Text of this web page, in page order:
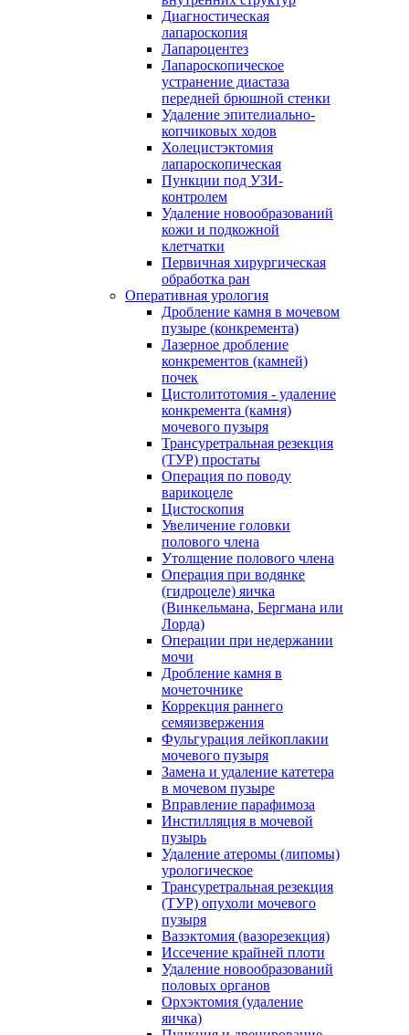
Диагностическая
лапароскопия
Лапароцентез
Лапароскопическое
устранение диастаза
передней брюшной стенки
Удаление эпителиально-
копчиковых ходов
Холецистэктомия
лапароскопическая
Пункции под УЗИ-
контролем
Удаление новообразований
кожи и подкожной
клетчатки
Первичная хирургическая
обработка ран
Оперативная урология
Дробление камня в мочевом
пузыре (конкремента)
Лазерное дробление
конкрементов (камней)
почек
Цистолитотомия - удаление
конкремента (камня)
мочевого пузыря
Трансуретральная резекция
(ТУР) простаты
Операция по поводу
варикоцеле
Цистоскопия
Увеличение головки
полового члена
Утолщение полового члена
Операция при водянке
(гидроцеле) яичка
(Винкельмана, Бергмана или
Лорда)
Операции при недержании
мочи
Дробление камня в
мочеточнике
Коррекция раннего
семяизвержения
Фульгурация лейкоплакии
мочевого пузыря
Замена и удаление катетера
в мочевом пузыре
Вправление парафимоза
Инстилляция в мочевой
пузырь
Удаление атеромы (липомы)
урологическое
Трансуретральная резекция
(ТУР) опухоли мочевого
пузыря
Вазэктомия (вазорезекция)
Иссечение крайней плоти
Удаление новообразований
половых органов
Орхэктомия (удаление
яичка)